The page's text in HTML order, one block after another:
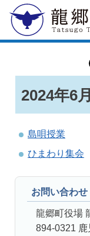
龍郷町
2024年6月
島唄授業
ひまわり集会
お問い合わせ
龍郷町役場
894-0321